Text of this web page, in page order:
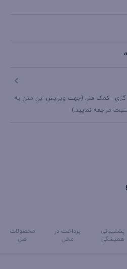
- کمک فنر. (جهت ویرایش این متن به
مراجعه نمایید.)
پشتیبانی
همیشگی
پرداخت در
محل
محصولات
اصل